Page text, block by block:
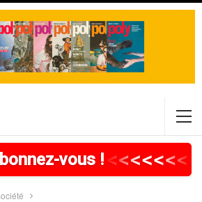
>>>>>>>>>
vous ! <
<<<<<<<<